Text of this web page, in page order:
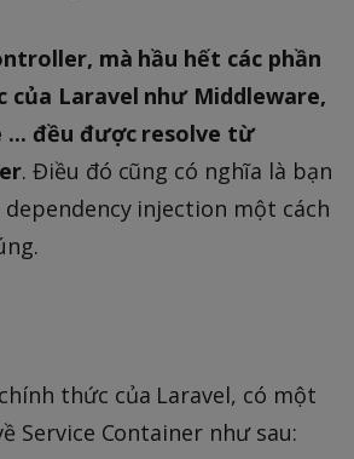
mà hầu hết các phần
của Laravel như Middleware,
... đều được resolve từ
. Điều đó cũng có nghĩa là bạn
injection một cách
thức của Laravel, có một
Service Container như sau: